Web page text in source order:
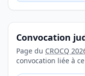
Convocation
Page du CROCQ
convocation liée à